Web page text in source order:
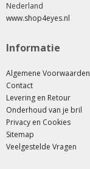
Nederland
www.shop4eyes.nl
Informatie
Algemene Voorwaarden
Contact
Levering en Retour
Onderhoud van je bril
Privacy en Cookies
Sitemap
Veelgestelde Vragen